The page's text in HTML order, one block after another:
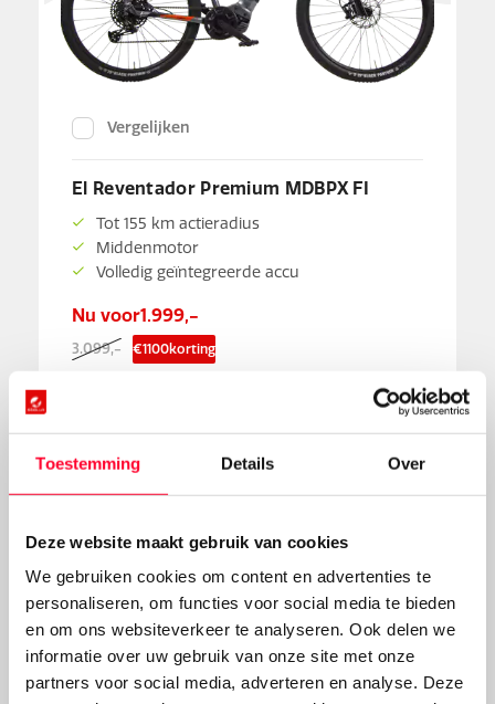
Toestemming Details Over
Deze website maakt gebruik van cookies
We gebruiken cookies om content en advertenties te
personaliseren, om functies voor social media te bieden
en om ons websiteverkeer te analyseren. Ook delen we
informatie over uw gebruik van onze site met onze
partners voor social media, adverteren en analyse. Deze
Vergelijken
El Reventador Premium MDBPX FI
Tot 155 km actieradius
Middenmotor
Volledig geïntegreerde accu
Nu voor1.999,-
3.099,- €1100korting